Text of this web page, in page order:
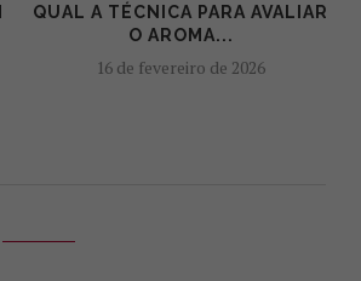
QUAL A TÉCNICA PARA AVALIAR
O AROMA...
16 de fevereiro de 2026